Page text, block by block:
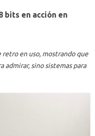
bits en acción en
retro en uso, mostrando que
admirar, sino sistemas para